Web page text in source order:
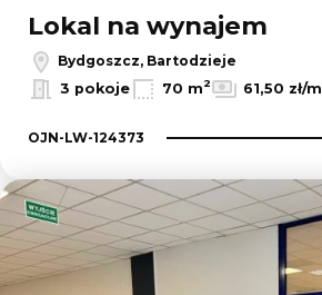
Lokal na wynajem
Bydgoszcz, Bartodzieje
3 pokoje
70 m2 61,50 zł/m
OJN-LW-124373